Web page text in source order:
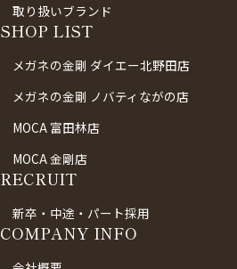
取り扱いブランド
SHOP LIST
メガネの金剛 ダイエー北野田店
メガネの金剛 ノバティながの店
MOCA 富田林店
MOCA 金剛店
RECRUIT
新卒・中途・パート採用
COMPANY INFO